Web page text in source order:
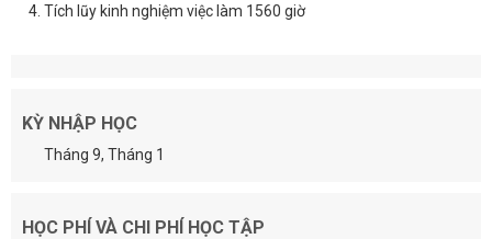
Tích lũy kinh nghiệm việc làm 1560 giờ
KỲ NHẬP HỌC
Tháng 9, Tháng 1
HỌC PHÍ VÀ CHI PHÍ HỌC TẬP